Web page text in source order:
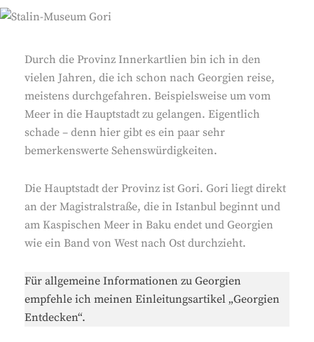
Durch die Provinz Innerkartlien bin ich in den
vielen Jahren, die ich schon nach Georgien reise,
meistens durchgefahren. Beispielsweise um vom
Meer in die Hauptstadt zu gelangen. Eigentlich
schade – denn hier gibt es ein paar sehr
bemerkenswerte Sehenswürdigkeiten.
Die Hauptstadt der Provinz ist Gori. Gori liegt direkt
an der Magistralstraße, die in Istanbul beginnt und
am Kaspischen Meer in Baku endet und Georgien
wie ein Band von West nach Ost durchzieht.
Für allgemeine Informationen zu Georgien
empfehle ich meinen Einleitungsartikel „Georgien
Entdecken“.